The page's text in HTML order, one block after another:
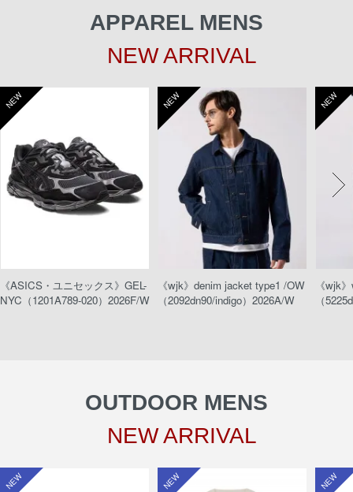
APPAREL MENS
NEW ARRIVAL
NEW
《ASICS・ユニセックス》GEL-
NYC（1201A789-020）2026F/W
NEW
《wjk》denim jacket type1 /OW
（2092dn90/indigo）2026A/W
NEW
《wjk
（
OUTDOOR MENS
NEW ARRIVAL
NEW NEW NEW